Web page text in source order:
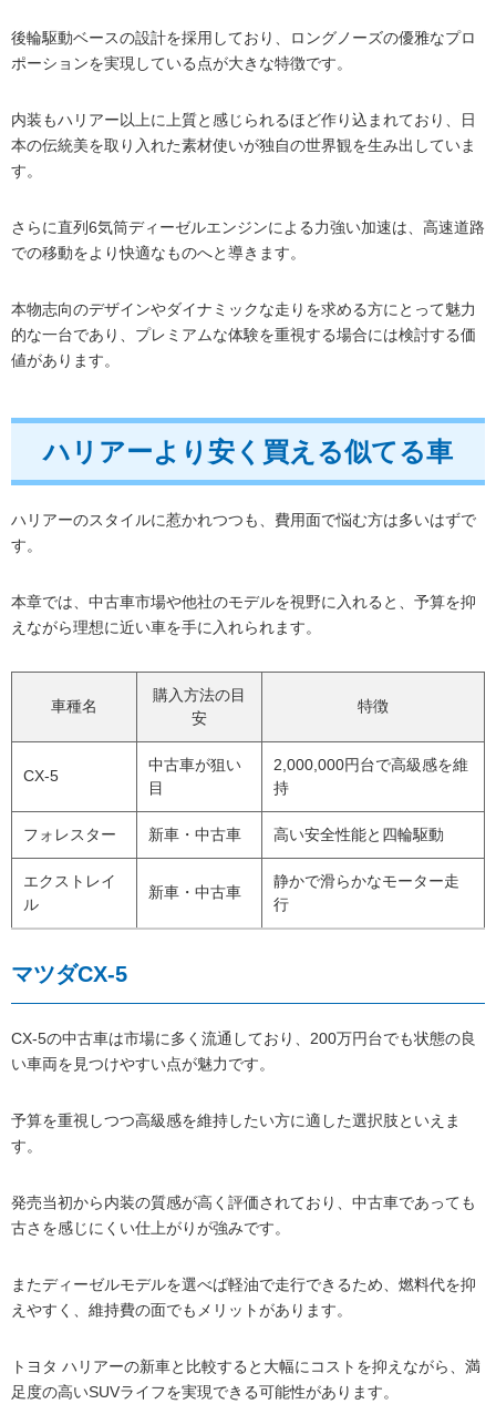
後輪駆動ベースの設計を採用しており、ロングノーズの優雅なプロ
ポーションを実現している点が大きな特徴です。
内装もハリアー以上に上質と感じられるほど作り込まれており、日
本の伝統美を取り入れた素材使いが独自の世界観を生み出していま
す。
さらに直列6気筒ディーゼルエンジンによる力強い加速は、高速道路
での移動をより快適なものへと導きます。
本物志向のデザインやダイナミックな走りを求める方にとって魅力
的な一台であり、プレミアムな体験を重視する場合には検討する価
値があります。
ハリアーより安く買える似てる車
ハリアーのスタイルに惹かれつつも、費用面で悩む方は多いはずで
す。
本章では、中古車市場や他社のモデルを視野に入れると、予算を抑
えながら理想に近い車を手に入れられます。
車種名
購入方法の目
安
特徴
CX-5
中古車が狙い
目
2,000,000円台で高級感を維
持
フォレスター 新車・中古車 高い安全性能と四輪駆動
エクストレイ
ル
新車・中古車
静かで滑らかなモーター走
行
マツダCX-5
CX-5の中古車は市場に多く流通しており、200万円台でも状態の良
い車両を見つけやすい点が魅力です。
予算を重視しつつ高級感を維持したい方に適した選択肢といえま
す。
発売当初から内装の質感が高く評価されており、中古車であっても
古さを感じにくい仕上がりが強みです。
またディーゼルモデルを選べば軽油で走行できるため、燃料代を抑
えやすく、維持費の面でもメリットがあります。
トヨタ ハリアーの新車と比較すると大幅にコストを抑えながら、満
足度の高いSUVライフを実現できる可能性があります。